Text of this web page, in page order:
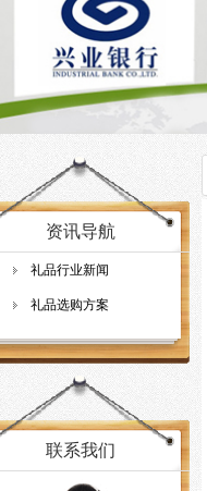
资讯导航
礼品行业新闻
礼品选购方案
联系我们